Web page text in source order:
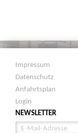
Impressum
Datenschutz
Anfahrtsplan
Login
NEWSLETTER